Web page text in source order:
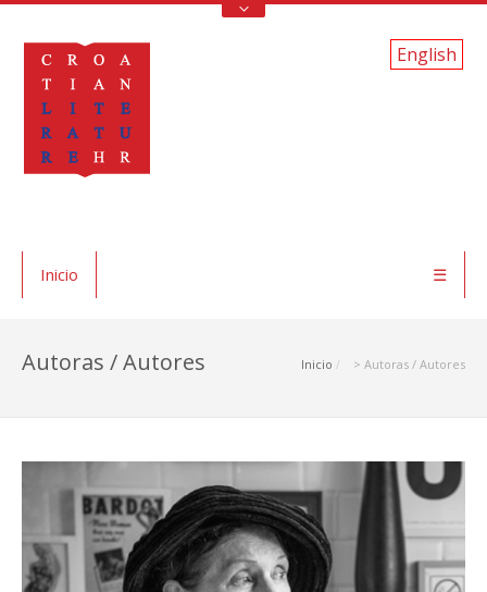
English
Inicio ☰
Inicio > Autoras / Autores
Autoras / Autores